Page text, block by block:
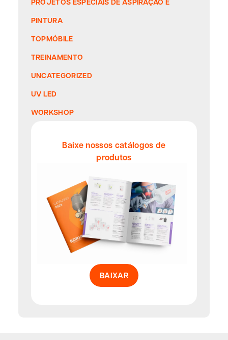
PINTURA
TOPMÓBILE
TREINAMENTO
UNCATEGORIZED
UV LED
WORKSHOP
Baixe nossos catálogos de
produtos
BAIXAR